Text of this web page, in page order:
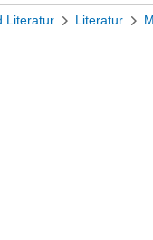
Literatur Literatur